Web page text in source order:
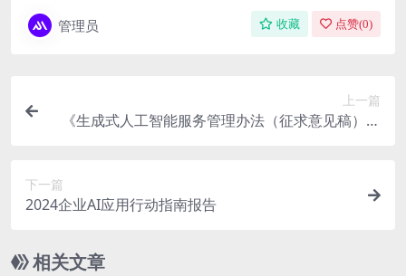
管理员 收藏 点赞(0)
上一篇
《生成式人工智能服务管理办法（征求意见稿）》
下一篇
2024企业AI应用行动指南报告
相关文章